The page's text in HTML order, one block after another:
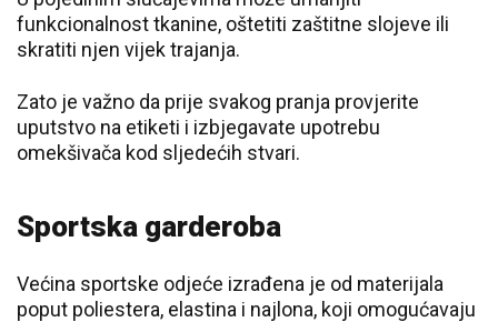
funkcionalnost tkanine, oštetiti zaštitne slojeve ili
skratiti njen vijek trajanja.
Zato je važno da prije svakog pranja provjerite
uputstvo na etiketi i izbjegavate upotrebu
omekšivača kod sljedećih stvari.
Sportska garderoba
Većina sportske odjeće izrađena je od materijala
poput poliestera, elastina i najlona, koji omogućavaju